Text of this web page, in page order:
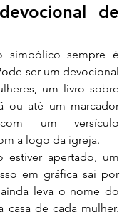
de
simbólico sempre é
ser um devocional
um livro sobre
ou até um marcador
um versículo
a logo da igreja.
estiver apertado, um
em gráfica sai por
leva o nome do
casa de cada mulher.